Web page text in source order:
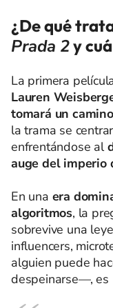
¿De qué
Prada 2y
La primera
Lauren
tomará un
la trama se
enfrentándose al
auge del imperio
En una era
algoritmos, la
sobrevive una
influencers,
alguien puede
despeinarse—, es